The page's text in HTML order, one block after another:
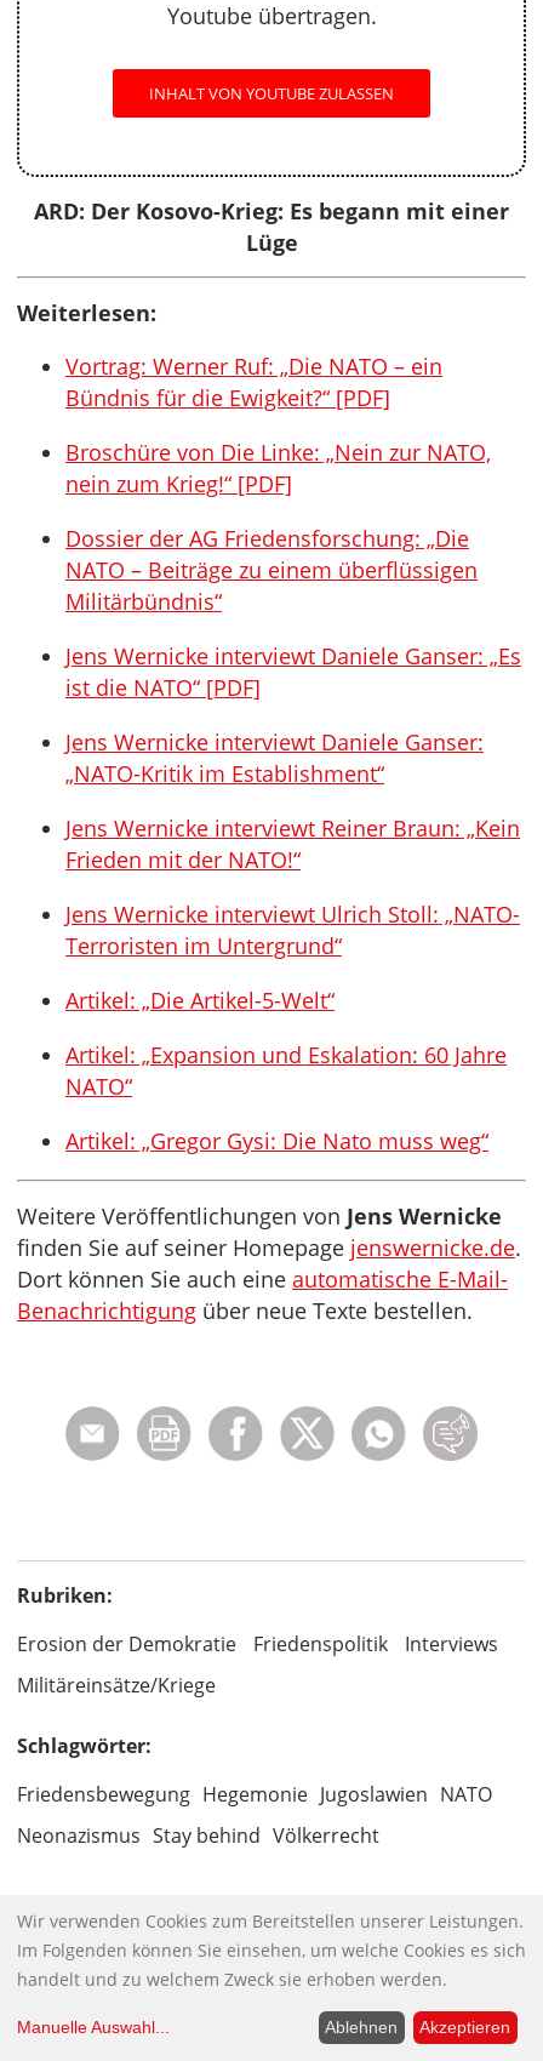
Youtube übertragen.
INHALT VON YOUTUBE ZULASSEN
ARD: Der Kosovo-Krieg: Es begann mit einer
Lüge
Weiterlesen:
Vortrag: Werner Ruf: „Die NATO – ein
Bündnis für die Ewigkeit?“ [PDF]
Broschüre von Die Linke: „Nein zur NATO,
nein zum Krieg!“ [PDF]
Dossier der AG Friedensforschung: „Die
NATO – Beiträge zu einem überflüssigen
Militärbündnis“
Jens Wernicke interviewt Daniele Ganser: „Es
ist die NATO“ [PDF]
Jens Wernicke interviewt Daniele Ganser:
„NATO-Kritik im Establishment“
Jens Wernicke interviewt Reiner Braun: „Kein
Frieden mit der NATO!“
Jens Wernicke interviewt Ulrich Stoll: „NATO-
Terroristen im Untergrund“
Artikel: „Die Artikel-5-Welt“
Artikel: „Expansion und Eskalation: 60 Jahre
NATO“
Artikel: „Gregor Gysi: Die Nato muss weg“
Weitere Veröffentlichungen von Jens Wernicke
finden Sie auf seiner Homepage jenswernicke.de.
Dort können Sie auch eine automatische E-Mail-
Benachrichtigung über neue Texte bestellen.
Rubriken:
Erosion der Demokratie
Friedenspolitik
Interviews
Militäreinsätze/Kriege
Schlagwörter:
Friedensbewegung Hegemonie Jugoslawien NATO
Neonazismus Stay behind Völkerrecht
Unabhängiger Journalismus braucht
Wir verwenden Cookies zum Bereitstellen unserer Leistungen.
Im Folgenden können Sie einsehen, um welche Cookies es sich
handelt und zu welchem Zweck sie erhoben werden.
Manuelle Auswahl... Ablehnen Akzeptieren